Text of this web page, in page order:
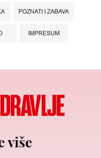
POZNATI I ZABAVA
IMPRESUM
više